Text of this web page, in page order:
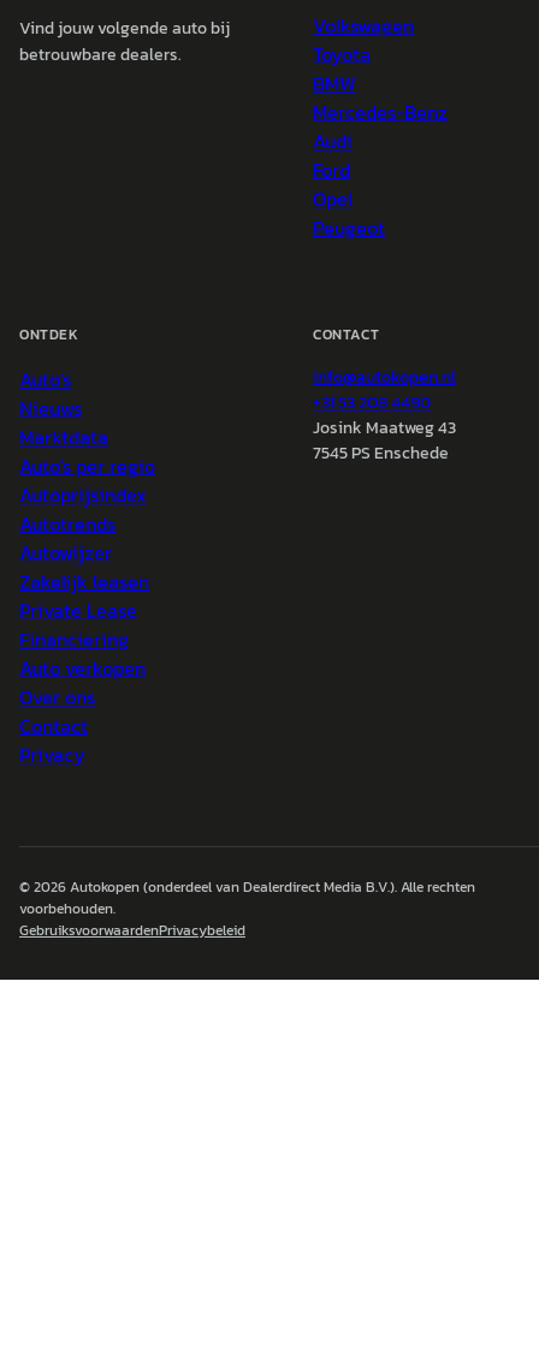
Vind jouw volgende auto bij
betrouwbare dealers.
Volkswagen
Toyota
BMW
Mercedes-Benz
Audi
Ford
Opel
Peugeot
ONTDEK
Auto's
Nieuws
Marktdata
Auto's per regio
Autoprijsindex
Autotrends
Autowijzer
Zakelijk leasen
Private Lease
Financiering
Auto verkopen
Over ons
Contact
Privacy
CONTACT
info@autokopen.nl
+31 53 208 4490
Josink Maatweg 43
7545 PS Enschede
© 2026Autokopen(onderdeel van Dealerdirect Media B.V.). Alle rechten
voorbehouden.
GebruiksvoorwaardenPrivacybeleid